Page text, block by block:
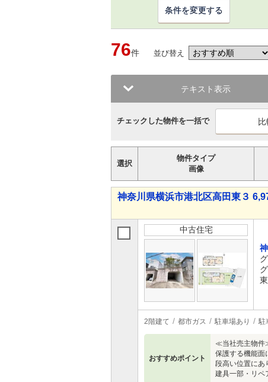
条件を変更する
76件 並び替え
テキスト表示
チェックした物件を一括で
選択
物件タイプ
画像
神奈川県横浜市港北区高田東３
中古住宅
2階建て 都市ガス 駐車場あり 駐
おすすめポイント
≪当社売主物件
保護する機能面
段高い位置にあ
建具一部・リペ